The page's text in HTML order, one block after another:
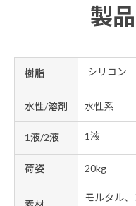
製
樹脂 シリコン
水性/溶剤 水性系
1液/2液 1液
荷姿 20kg
モルタル